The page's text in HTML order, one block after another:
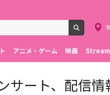
検索
アニメ・ゲーム 映画
サート、配信情